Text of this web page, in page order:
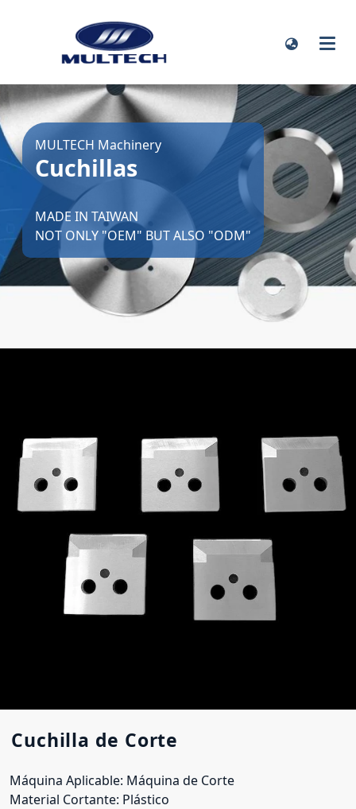
MULTECH Machinery
Cuchillas
MADE IN TAIWAN
NOT ONLY "OEM" BUT ALSO "ODM"
Cuchilla de Corte
Máquina Aplicable: Máquina de Corte
Material Cortante: Plástico